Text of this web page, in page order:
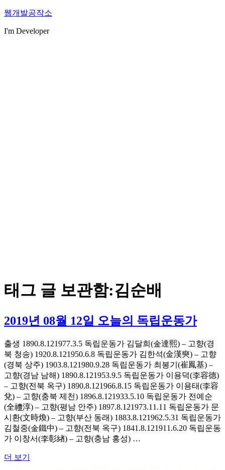
콘
츠
웹개발공작소
I'm Developer
태그 글 보관함:김순배
2019년 08월 12일 오늘의 독립운동가
출생 1890.8.121977.3.5 독립운동가 김달희(金達熙) – 고향(경
북 청송) 1920.8.121950.6.8 독립운동가 김한석(金漢奭) – 고향
(경북 상주) 1903.8.121980.9.28 독립운동가 최봉기(崔鳳基) –
고향(경남 남해) 1890.8.121953.9.5 독립운동가 이용덕(李容德)
– 고향(전북 옥구) 1890.8.121966.8.15 독립운동가 이용태(李容
兌) – 고향(충북 제천) 1896.8.121933.5.10 독립운동가 전예순
(全禮淳) – 고향(평남 안주) 1897.8.121973.11.11 독립운동가 문
시환(文時煥) – 고향(부산 동래) 1883.8.121962.5.31 독립운동가
김철중(金鐵中) – 고향(전북 옥구) 1841.8.121911.6.20 독립운동
가 이창서(李彰緖) – 고향(충남 홍성) …
더 보기